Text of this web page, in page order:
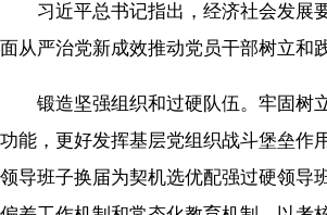
习近平总书记指出，经济社会发展要
面从严治党新成效推动党员干部树立和
锻造坚强组织和过硬队伍。牢固树立
功能，更好发挥基层党组织战斗堡垒作
领导班子换届为契机选优配强过硬领导